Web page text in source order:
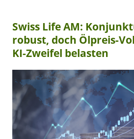
Swiss Life AM:
robust, doch Ölpreis-
KI-Zweifel belasten